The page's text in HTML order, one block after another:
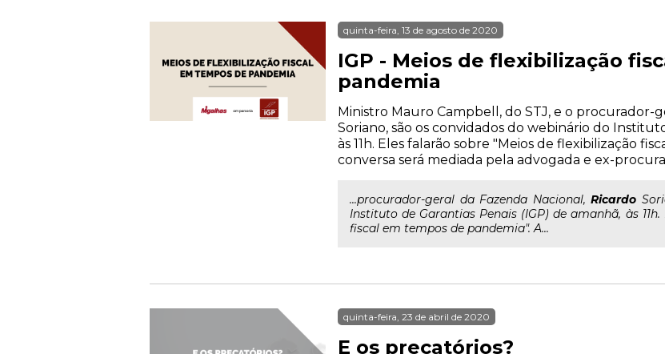
quinta-feira, 13 de agosto de 2020
IGP - Meios de flexibilização
pandemia
Ministro Mauro Campbell, do STJ, e o procurador-
Soriano, são os convidados do webinário do
às 11h. Eles falarão sobre "Meios de flexibilização
conversa será mediada pela advogada e ex-
...procurador-geral da Fazenda Nacional,Ricardo
Instituto de Garantias Penais (IGP) de amanhã, às
fiscal em tempos de pandemia". A...
quinta-feira, 23 de abril de 2020
E os precatórios?